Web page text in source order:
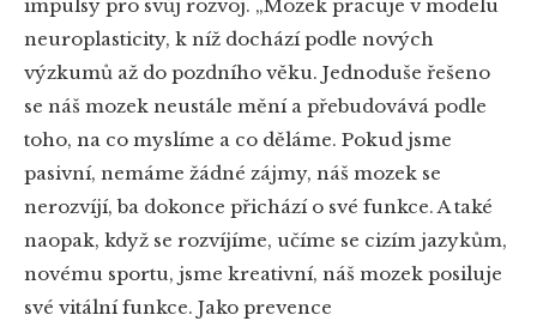
impulsy pro svůj rozvoj. „Mozek pracuje v modelu
neuroplasticity, k níž dochází podle nových
výzkumů až do pozdního věku. Jednoduše řešeno
se náš mozek neustále mění a přebudovává podle
toho, na co myslíme a co děláme. Pokud jsme
pasivní, nemáme žádné zájmy, náš mozek se
nerozvíjí, ba dokonce přichází o své funkce. A také
naopak, když se rozvíjíme, učíme se cizím jazykům,
novému sportu, jsme kreativní, náš mozek posiluje
své vitální funkce. Jako prevence